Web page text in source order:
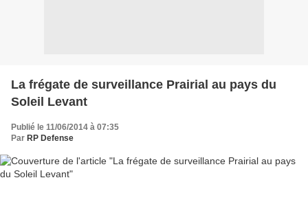
La frégate de surveillance Prairial au pays du
Soleil Levant
Publié le 11/06/2014 à 07:35
Par RP Defense